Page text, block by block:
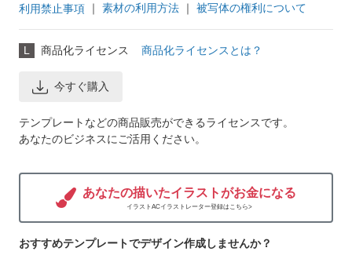
利用禁止事項 ｜ 素材の利用方法 ｜ 被写体の権利について
L 商品化ライセンス 商品化ライセンスとは？
今すぐ購入
テンプレートなどの商品販売ができるライセンスです。
あなたのビジネスにご活用ください。
あなたの描いたイラストがお金になる
イラストACイラストレーター登録はこちら>
おすすめテンプレートでデザイン作成しませんか？